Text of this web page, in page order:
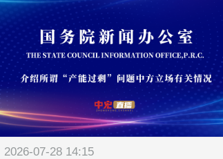
2026-07-28 14:15